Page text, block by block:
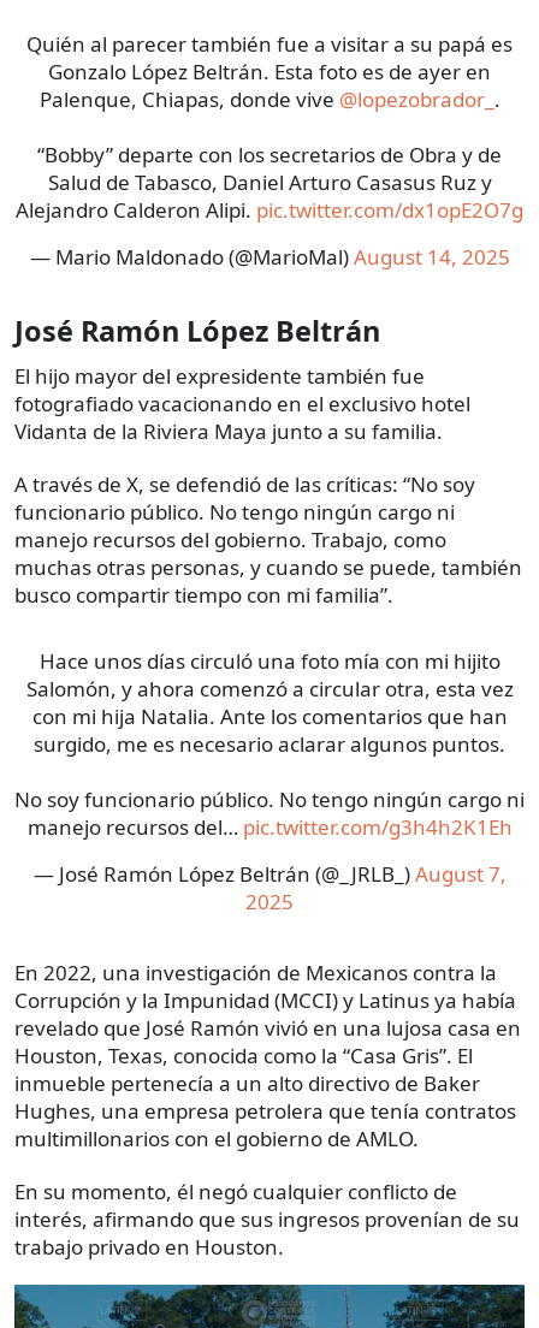
Quién al parecer también fue a visitar a su papá es
Gonzalo López Beltrán. Esta foto es de ayer en
Palenque, Chiapas, donde vive @lopezobrador_ .
“Bobby” departe con los secretarios de Obra y de
Salud de Tabasco, Daniel Arturo Casasus Ruz y
Alejandro Calderon Alipi. pic.twitter.com/dx1opE2O7g
— Mario Maldonado (@MarioMal)August 14, 2025
José Ramón López Beltrán
El hijo mayor del expresidente también fue
fotografiado vacacionando en el exclusivo hotel
Vidanta de la Riviera Maya junto a su familia.
A través de X, se defendió de las críticas: “No soy
funcionario público. No tengo ningún cargo ni
manejo recursos del gobierno. Trabajo, como
muchas otras personas, y cuando se puede, también
busco compartir tiempo con mi familia”.
Hace unos días circuló una foto mía con mi hijito
Salomón, y ahora comenzó a circular otra, esta vez
con mi hija Natalia. Ante los comentarios que han
surgido, me es necesario aclarar algunos puntos.
No soy funcionario público. No tengo ningún cargo ni
manejo recursos del… pic.twitter.com/g3h4h2K1Eh
— José Ramón López Beltrán (@_JRLB_)August 7,
2025
En 2022, una investigación de Mexicanos contra la
Corrupción y la Impunidad (MCCI) y Latinus ya había
revelado que José Ramón vivió en una lujosa casa en
Houston, Texas, conocida como la “Casa Gris”. El
inmueble pertenecía a un alto directivo de Baker
Hughes, una empresa petrolera que tenía contratos
multimillonarios con el gobierno de AMLO.
En su momento, él negó cualquier conflicto de
interés, afirmando que sus ingresos provenían de su
trabajo privado en Houston.